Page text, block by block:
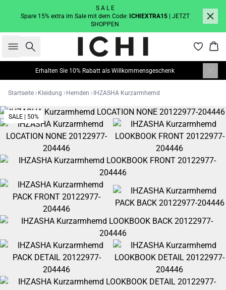
S A L E
Spare 15% extra im Sale mit dem Code: ICHIEXTRA15
| JETZT
SHOPPEN
Suche
Erhalten Sie 10% Rabatt als Willkommensgeschenk
Startseite Kleidung Hemden IHZASHA Kurzarmhemd
SALE | 50%